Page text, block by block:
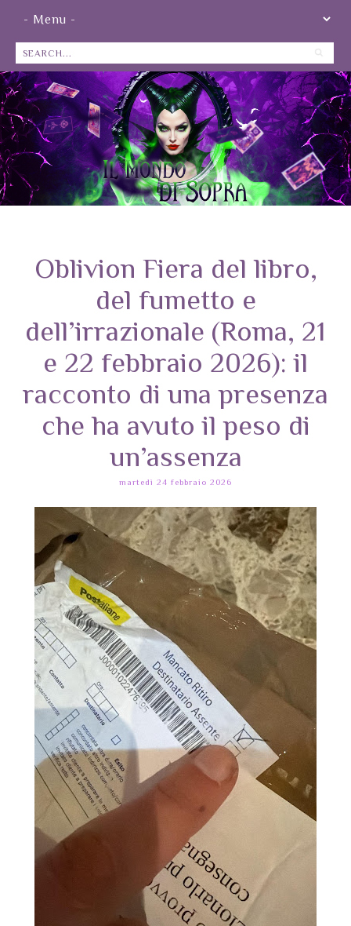
Oblivion Fiera del libro,
del fumetto e
dell’irrazionale (Roma, 21
e 22 febbraio 2026): il
racconto di una presenza
che ha avuto il peso di
un’assenza
martedì 24 febbraio 2026